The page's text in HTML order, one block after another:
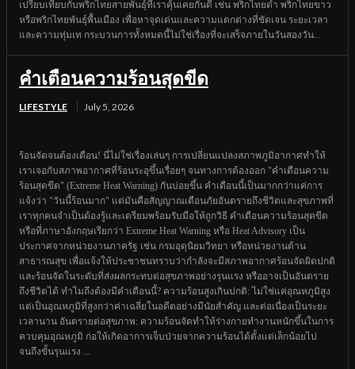
เปรียบเทียบกับพริกไทยสายพันธุ์ที่เราคุ้นเคยกันดี เช่น พริกไทยดำ พริกไทยขาว
หรือพริกไทยพันธุ์พื้นเมือง เพื่อหาจุดเด่นและความแตกต่างที่ชัดเจน ระยะเวลา
และความทุ่มเท กระบวนการทั้งหมดนี้ไม่ใช่เรื่องที่จะเสร็จภายในวันสองวัน...
คำเตือนความร้อนสุดขีด
LIFESTYLE July 5, 2026
ร้อนจัดจนต้องเตือน! นี่ไม่ใช่เรื่องเล่นๆ การเปลี่ยนแปลงสภาพภูมิอากาศทำให้
เราเจอกับสภาพอากาศที่ร้อนระอุขึ้นเรื่อยๆ จนทางการต้องออก "คำเตือนความ
ร้อนสุดขีด" (Extreme Heat Warning) กันบ่อยขึ้น คำเตือนนี้เป็นมากกว่าแค่การ
แจ้งว่า "วันนี้ร้อนมาก" แต่มันคือสัญญาณเตือนภัยอันตรายถึงชีวิตและสุขภาพที่
เราทุกคนจำเป็นต้องรู้และเตรียมพร้อมรับมือให้ถูกวิธี คำเตือนความร้อนสุดขีด
หรือที่ภาษาอังกฤษเรียกว่า Extreme Heat Warning หรือ Heat Advisory เป็น
ประกาศจากหน่วยงานภาครัฐ เช่น กรมอุตุนิยมวิทยา หรือหน่วยงานด้าน
สาธารณสุข เพื่อแจ้งให้ประชาชนทราบว่ากำลังจะมีสภาพอากาศร้อนจัดผิดปกติ
และร้อนจัดในระดับที่ส่งผลกระทบต่อสุขภาพอย่างรุนแรง หรืออาจเป็นอันตราย
ถึงชีวิตได้ ทำไมถึงต้องมีคำเตือนนี้? ความร้อนสูงเกินปกติ: ไม่ใช่แค่อุณหภูมิสูง
แต่เป็นอุณหภูมิที่สูงกว่าค่าเฉลี่ยในอดีตอย่างมีนัยสำคัญ และต่อเนื่องเป็นระยะ
เวลานาน อันตรายต่อสุขภาพ: ความร้อนจัดทำให้ร่างกายทำงานหนักขึ้นในการ
ควบคุมอุณหภูมิ ก่อให้เกิดอาการเจ็บป่วยจากความร้อนได้ตั้งแต่เล็กน้อยไป
จนถึงขั้นรุนแรง ...